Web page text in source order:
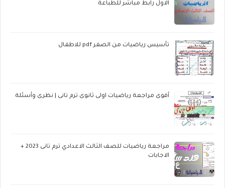
الاول رابط مباشر للطباعة
تأسيس رياضيات من الصفر pdf للاطفال
أقوى مراجعة رياضيات اولى ثانوى ترم تانى | نظرى وأسئلة
مراجعة رياضيات للصف الثالث الاعدادي ترم تانى 2023 +
الاجابات